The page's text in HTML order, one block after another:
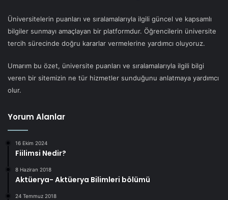
Üniversitelerin puanları ve sıralamalarıyla ilgili güncel ve kapsamlı
bilgiler sunmayı amaçlayan bir platformdur. Öğrencilerin üniversite
tercih sürecinde doğru kararlar vermelerine yardımcı oluyoruz.
Umarım bu özet, üniversite puanları ve sıralamalarıyla ilgili bilgi
veren bir sitemizin ne tür hizmetler sunduğunu anlatmaya yardımcı
olur.
Yorum Alanlar
16 Ekim 2024
Fiilimsi Nedir?
8 Haziran 2018
Aktüerya- Aktüerya Bilimleri bölümü
24 Temmuz 2018